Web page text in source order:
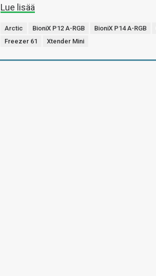
Lue lisää
Arctic BioniX P12 A-RGB BioniX P14 A-RGB
Freezer 61
Xtender Mini